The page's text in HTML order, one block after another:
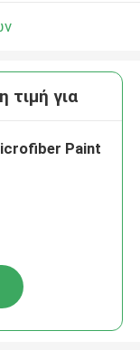
τιμή για
Paint